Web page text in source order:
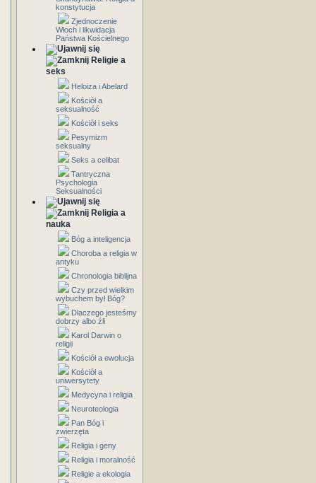
konstytucja
Zjednoczenie
Włoch i likwidacja
Państwa Kościelnego
Religie a
seks
Heloiza i Abelard
Kościół a
seksualność
Kościół i seks
Pesymizm
seksualny
Seks a celibat
Tantryczna
Psychologia
Seksualności
Religia a
nauka
Bóg a inteligencja
Choroba a religia w
antyku
Chronologia biblijna
Czy przed wielkim
wybuchem był Bóg?
Dlaczego jesteśmy
dobrzy albo źli
Karol Darwin o
religii
Kościół a ewolucja
Kościół a
uniwersytety
Medycyna i religia
Neuroteologia
Pan Bóg i
zwierzęta
Religia i geny
Religia i moralność
Religie a ekologia